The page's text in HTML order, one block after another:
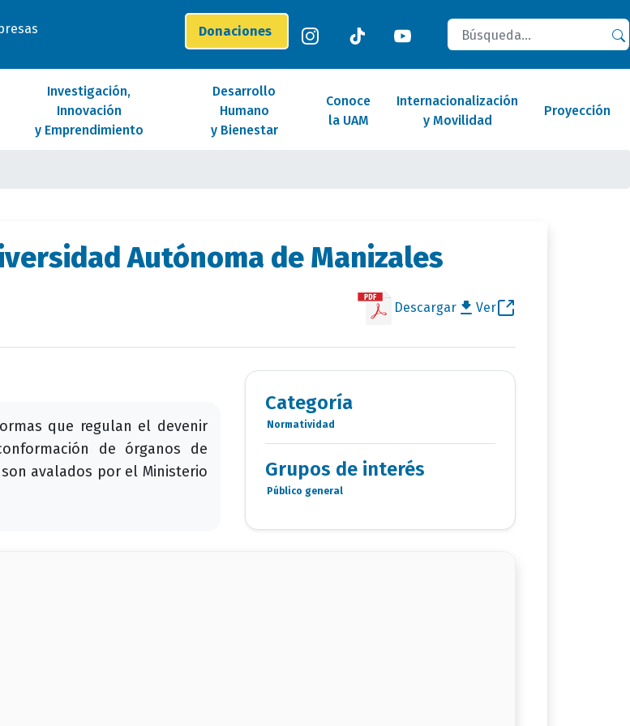
Donaciones
Buscar
Investigación,
Innovación
y Emprendimiento
Desarrollo
Humano
y Bienestar
Conoce
la UAM
Internacionalización
y Movilidad
Proyección
Autónoma de Manizales
Descargar Ver
que regulan el devenir
de órganos de
avalados por el Ministerio
Categoría
Categoria
Documentos
Normatividad
Grupos de interés
Grupo
interés
Público general